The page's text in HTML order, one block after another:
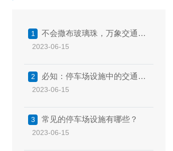
1
不会撒布玻璃珠，万象交通来
教你
2023-06-15
2
必知：停车场设施中的交通技
术参考
2023-06-15
3 常见的停车场设施有哪些？
2023-06-15